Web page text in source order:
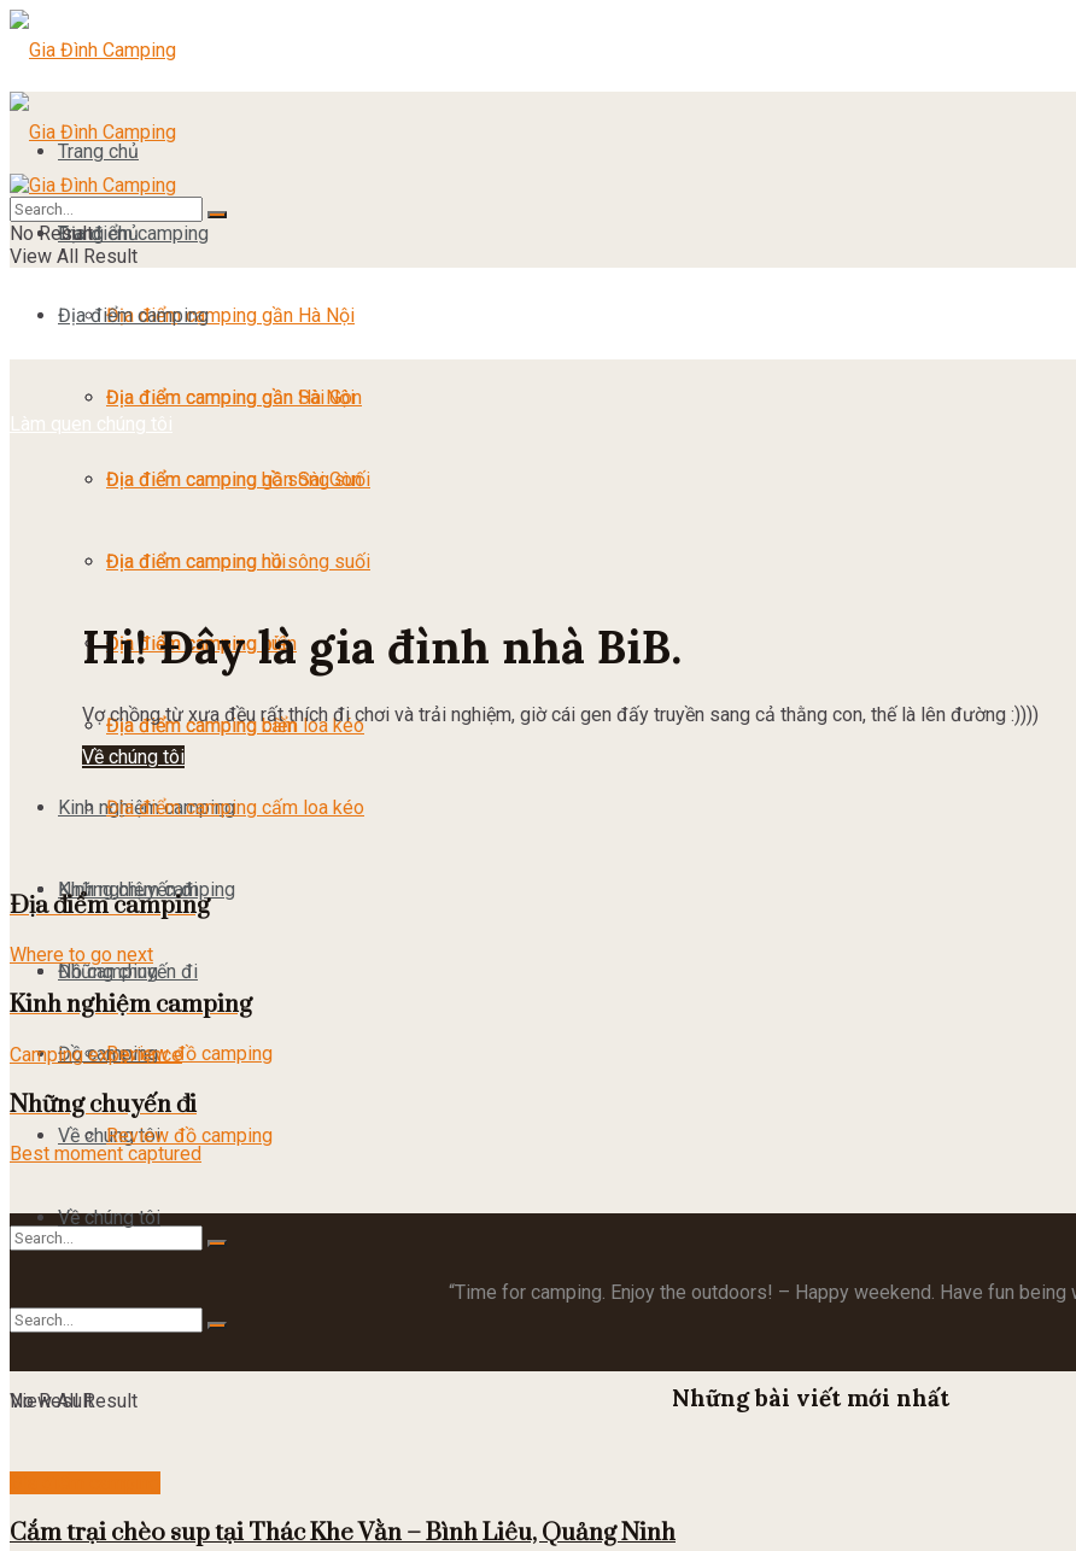
Trang chủ
Địa điểm camping
Địa điểm camping gần Hà Nội
Địa điểm camping gần Sài Gòn
Địa điểm camping hồ sông suối
Địa điểm camping núi
Địa điểm camping biển
Địa điểm camping cấm loa kéo
Kinh nghiệm camping
Những chuyến đi
Đồ camping
Review đồ camping
Về chúng tôi
No Result
View All Result
Trang chủ
Địa điểm camping
Địa điểm camping gần Hà Nội
Địa điểm camping gần Sài Gòn
Địa điểm camping hồ sông suối
Địa điểm camping núi
Địa điểm camping biển
Địa điểm camping cấm loa kéo
Kinh nghiệm camping
Những chuyến đi
Đồ camping
Review đồ camping
Về chúng tôi
No Result
No Result
View All Result
Làm quen chúng tôi
Hi! Đây là gia đình nhà BiB.
Vợ chồng từ xưa đều rất thích đi chơi và trải nghiệm, giờ cái gen đấy truyền sang cả thằng con, thế là lên đường :))))
Về chúng tôi
Địa điểm camping
Where to go next
Kinh nghiệm camping
Camping experience
Những chuyến đi
Best moment captured
“Time for camping. Enjoy the outdoors! – Happy weekend. Have fun being
Những bài viết mới nhất
Cắm trại chèo sup tại Thác Khe Vằn – Bình Liêu, Quảng Ninh